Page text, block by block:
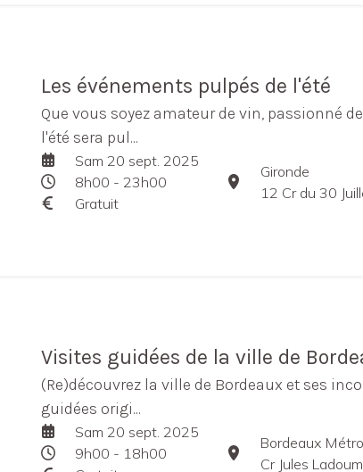
Les événements pulpés de l'été
Que vous soyez amateur de vin, passionné
l'été sera pul...
Sam 20 sept. 2025
8h00 - 23h00
Gratuit
Gironde
12 Cr du 30
Visites guidées de la ville de
(Re)découvrez la ville de Bordeaux et ses
guidées origi...
Sam 20 sept. 2025
9h00 - 18h00
Bordeaux
Cr Jules